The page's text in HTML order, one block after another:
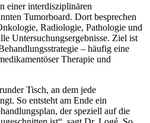
einer interdisziplinären
Tumorboard. Dort besprechen
Radiologie, Pathologie und
Untersuchungsergebnisse. Ziel ist
– häufig eine
Therapie und
Tisch, an dem jede
So entsteht am Ende ein
der speziell auf die